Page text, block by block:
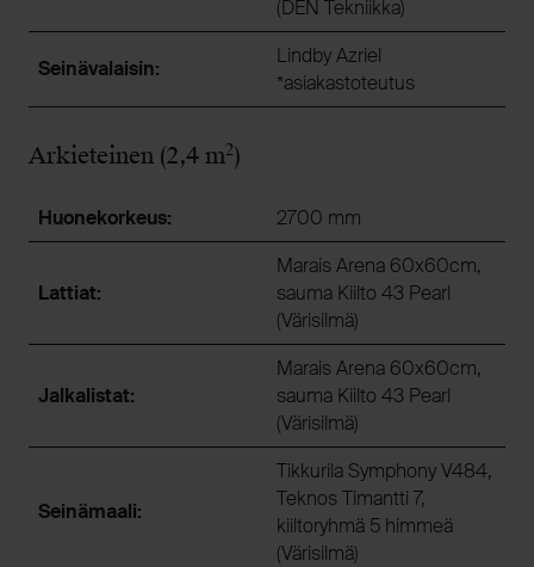
(DEN Tekniikka)
Seinävalaisin:
Lindby Azriel
*asiakastoteutus
Arkieteinen (2,4 m2)
Huonekorkeus: 2700 mm
Lattiat:
Marais Arena 60x60cm,
sauma Kiilto 43 Pearl
(Värisilmä)
Jalkalistat:
Marais Arena 60x60cm,
sauma Kiilto 43 Pearl
(Värisilmä)
Seinämaali:
Tikkurila Symphony V484,
Teknos Timantti 7,
kiiltoryhmä 5 himmeä
(Värisilmä)